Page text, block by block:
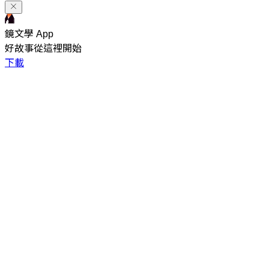
鏡文學 App
好故事從這裡開始
下載